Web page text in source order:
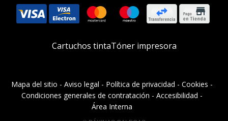
Cartuchos tintaTóner impresora
Mapa del sitio - Aviso legal - Política de privacidad - Cookies -
Condiciones generales de contratación - Accesibilidad -
Área Interna